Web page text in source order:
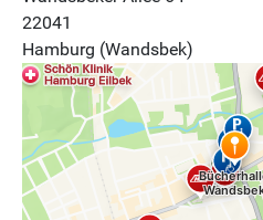
22041
Hamburg (Wandsbek)